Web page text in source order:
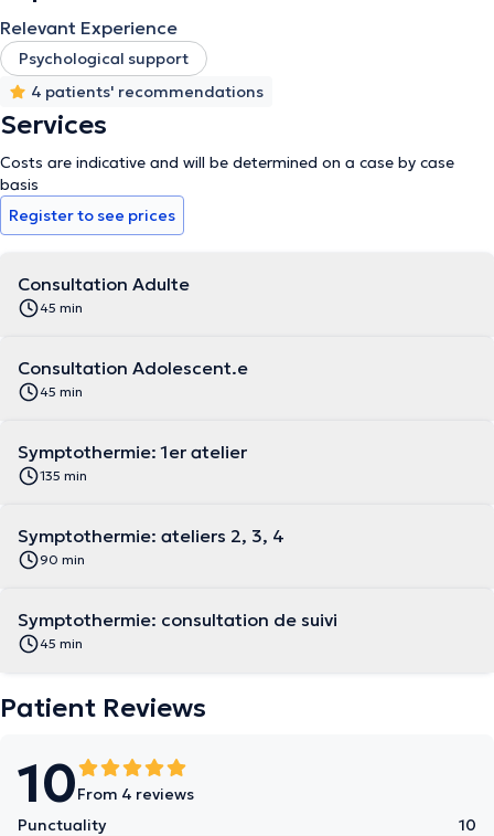
Relevant Experience
Psychological support
4 patients' recommendations
Services
Costs are indicative and will be determined on a case by case
basis
Register to see prices
Consultation Adulte
45 min
Consultation Adolescent.e
45 min
Symptothermie: 1er atelier
135 min
Symptothermie: ateliers 2, 3, 4
90 min
Symptothermie: consultation de suivi
45 min
Patient Reviews
10From 4 reviews
Punctuality
10